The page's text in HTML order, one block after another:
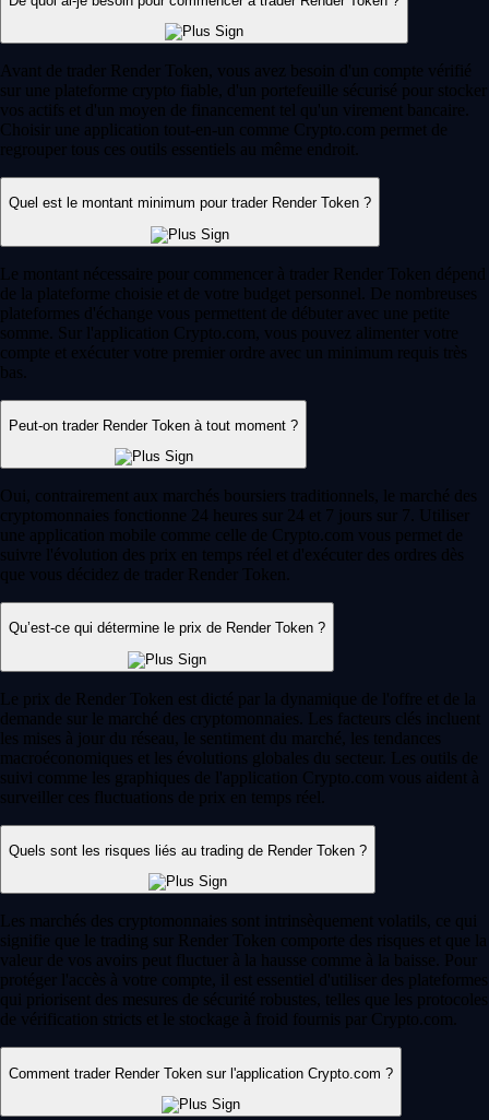
Avant de trader Render Token, vous avez besoin d'un compte vérifié
sur une plateforme crypto fiable, d'un portefeuille sécurisé pour stocker
vos actifs et d'un moyen de financement tel qu'un virement bancaire.
Choisir une application tout-en-un comme Crypto.com permet de
regrouper tous ces outils essentiels au même endroit.
Quel est le montant minimum pour trader Render Token ?
Le montant nécessaire pour commencer à trader Render Token dépend
de la plateforme choisie et de votre budget personnel. De nombreuses
plateformes d'échange vous permettent de débuter avec une petite
somme. Sur l'application Crypto.com, vous pouvez alimenter votre
compte et exécuter votre premier ordre avec un minimum requis très
bas.
Peut-on trader Render Token à tout moment ?
Oui, contrairement aux marchés boursiers traditionnels, le marché des
cryptomonnaies fonctionne 24 heures sur 24 et 7 jours sur 7. Utiliser
une application mobile comme celle de Crypto.com vous permet de
suivre l'évolution des prix en temps réel et d'exécuter des ordres dès
que vous décidez de trader Render Token.
Qu’est-ce qui détermine le prix de Render Token ?
Le prix de Render Token est dicté par la dynamique de l'offre et de la
demande sur le marché des cryptomonnaies. Les facteurs clés incluent
les mises à jour du réseau, le sentiment du marché, les tendances
macroéconomiques et les évolutions globales du secteur. Les outils de
suivi comme les graphiques de l'application Crypto.com vous aident à
surveiller ces fluctuations de prix en temps réel.
Quels sont les risques liés au trading de Render Token ?
Les marchés des cryptomonnaies sont intrinsèquement volatils, ce qui
signifie que le trading sur Render Token comporte des risques et que la
valeur de vos avoirs peut fluctuer à la hausse comme à la baisse. Pour
protéger l'accès à votre compte, il est essentiel d'utiliser des plateformes
qui priorisent des mesures de sécurité robustes, telles que les protocoles
de vérification stricts et le stockage à froid fournis par Crypto.com.
Comment trader Render Token sur l'application Crypto.com ?